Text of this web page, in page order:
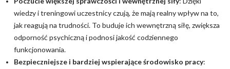
wiedzy i treningowi uczestnicy czują, że mają realny wpływ na to,
jak reagują na trudności. To buduje ich wewnętrzną siłę, zwiększa
odporność psychiczną i podnosi jakość codziennego
funkcjonowania.
Bezpieczniejsze i bardziej wspierające środowisko pracy: